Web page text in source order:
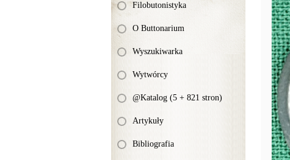
Filobutonistyka
O Buttonarium
Wyszukiwarka
Wytwórcy
@Katalog (5 + 821 stron)
Artykuły
Bibliografia